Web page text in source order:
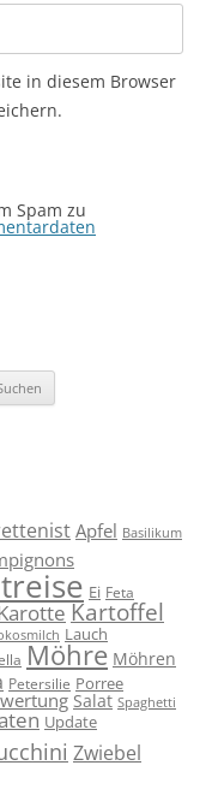
in diesem Browser
Spam zu
Apfel Basilikum
Ei Feta
Kartoffel
Lauch
Möhre Möhren
Petersilie Porree
Salat Spaghetti
Update
Zwiebel